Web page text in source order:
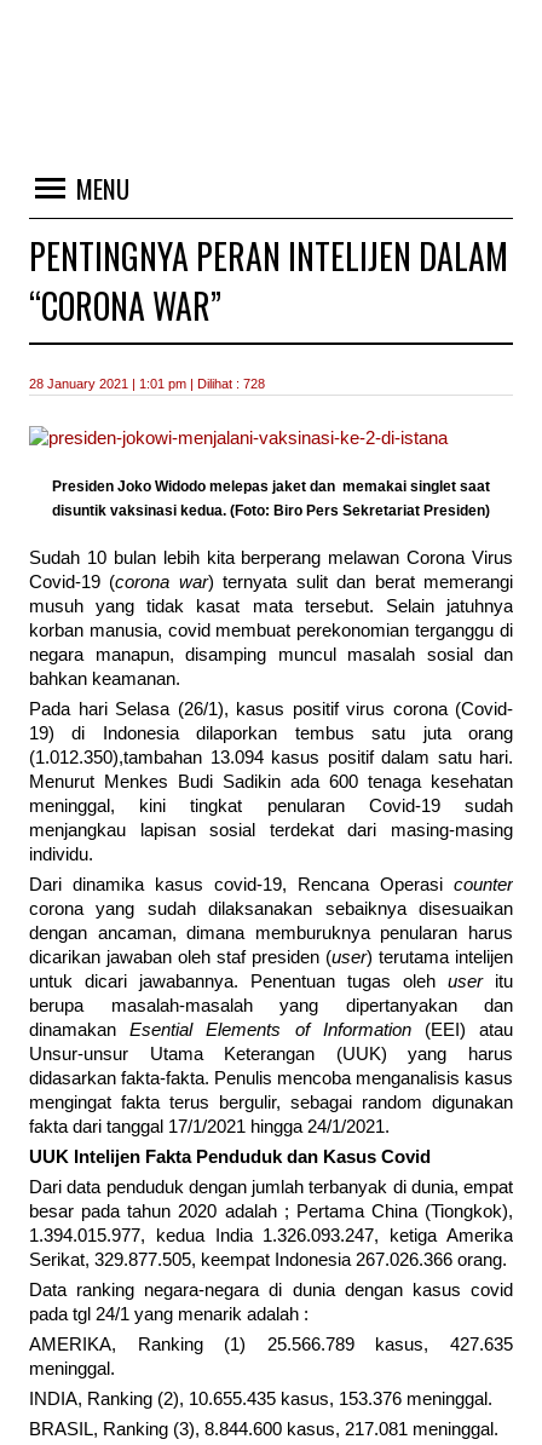
MENU
PENTINGNYA PERAN INTELIJEN DALAM
“CORONA WAR”
28 January 2021 | 1:01 pm | Dilihat : 728
Presiden Joko Widodo melepas jaket dan memakai singlet saat
disuntik vaksinasi kedua. (Foto: Biro Pers Sekretariat Presiden)
Sudah 10 bulan lebih kita berperang melawan Corona Virus
Covid-19 (corona war) ternyata sulit dan berat memerangi
musuh yang tidak kasat mata tersebut. Selain jatuhnya
korban manusia, covid membuat perekonomian terganggu di
negara manapun, disamping muncul masalah sosial dan
bahkan keamanan.
Pada hari Selasa (26/1), kasus positif virus corona (Covid-
19) di Indonesia dilaporkan tembus satu juta orang
(1.012.350),tambahan 13.094 kasus positif dalam satu hari.
Menurut Menkes Budi Sadikin ada 600 tenaga kesehatan
meninggal, kini tingkat penularan Covid-19 sudah
menjangkau lapisan sosial terdekat dari masing-masing
individu.
Dari dinamika kasus covid-19, Rencana Operasi counter
corona yang sudah dilaksanakan sebaiknya disesuaikan
dengan ancaman, dimana memburuknya penularan harus
dicarikan jawaban oleh staf presiden (user) terutama intelijen
untuk dicari jawabannya. Penentuan tugas oleh useritu
berupa masalah-masalah yang dipertanyakan dan
dinamakanEsential Elements of Information(EEI) atau
Unsur-unsur Utama Keterangan (UUK) yang harus
didasarkan fakta-fakta. Penulis mencoba menganalisis kasus
mengingat fakta terus bergulir, sebagai random digunakan
fakta dari tanggal 17/1/2021 hingga 24/1/2021.
UUK Intelijen Fakta Penduduk dan Kasus Covid
Dari data penduduk dengan jumlah terbanyak di dunia, empat
besar pada tahun 2020 adalah ; Pertama China (Tiongkok),
1.394.015.977, kedua India 1.326.093.247, ketiga Amerika
Serikat, 329.877.505, keempat Indonesia 267.026.366 orang.
Data ranking negara-negara di dunia dengan kasus covid
pada tgl 24/1 yang menarik adalah :
AMERIKA, Ranking (1) 25.566.789 kasus, 427.635
meninggal.
INDIA, Ranking (2), 10.655.435 kasus, 153.376 meninggal.
BRASIL, Ranking (3), 8.844.600 kasus, 217.081 meninggal.